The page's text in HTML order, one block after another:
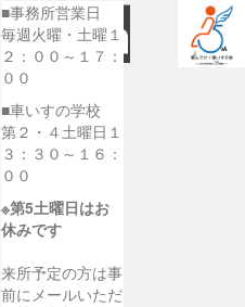
■事務所営業日
毎週火曜・土曜１
２：００～１７：
００
■車いすの学校
第２・４土曜日１
３：３０～１６：
００
※第5土曜日はお
休みです
来所予定の方は事
前にメールいただ